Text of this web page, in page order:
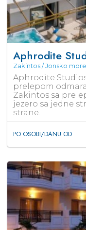
Aphrodite
Zakintos / Jonsko more
Aphrodite
prelepom
Zakintos sa
jezero sa jedne
strane.
PO OSOBI/DANU OD